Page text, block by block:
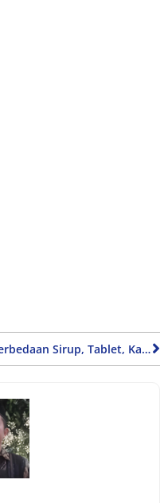
Perbedaan Sirup, Tablet, Kapsul, dan Salep